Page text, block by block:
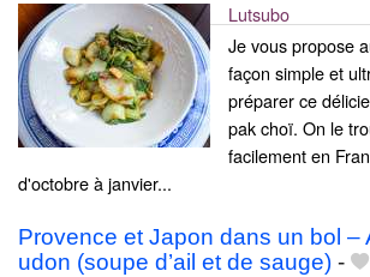
Lutsubo
Je vous propose
façon simple et
préparer ce
pak choï. On le
facilement en
d'octobre à janvier...
Provence et Japon dans un bol –
udon (soupe d’ail et de sauge) -